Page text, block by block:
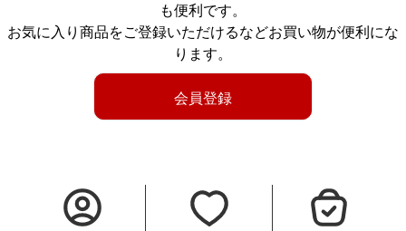
も便利です。
お気に入り商品をご登録いただけるなどお買い物が便利にな
ります。
会員登録